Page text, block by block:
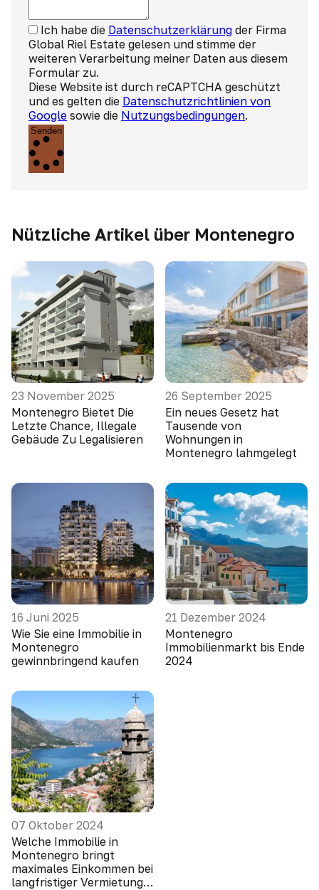
Ich habe die Datenschutzerklärung der Firma
Global Riel Estate gelesen und stimme der
weiteren Verarbeitung meiner Daten aus diesem
Formular zu.
Diese Website ist durch reCAPTCHA geschützt
und es gelten die Datenschutzrichtlinien von
Google sowie die Nutzungsbedingungen.
Senden
Nützliche Artikel über Montenegro
23 November 2025
Montenegro Bietet Die
Letzte Chance, Illegale
Gebäude Zu Legalisieren
26 September 2025
Ein neues Gesetz hat
Tausende von
Wohnungen in
Montenegro lahmgelegt
16 Juni 2025
Wie Sie eine Immobilie in
Montenegro
gewinnbringend kaufen
21 Dezember 2024
Montenegro
Immobilienmarkt bis Ende
2024
07 Oktober 2024
Welche Immobilie in
Montenegro bringt
maximales Einkommen bei
langfristiger Vermietung